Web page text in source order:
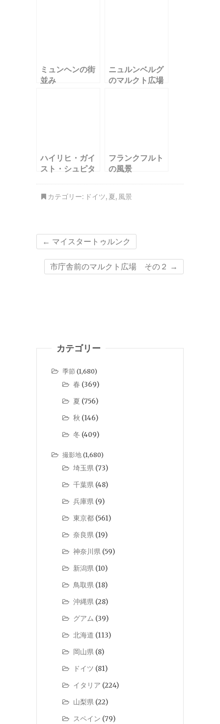
ミュンヘンの街
並み
ニュルンベルグ
のマルクト広場
ハイリヒ・ガイ
スト・シュピタ
フランクフルト
の風景
カテゴリー: ドイツ, 夏, 風景
← マイスタートゥルンク
市庁舎前のマルクト広場 その２ →
カテゴリー
季節 (1,680)
春 (369)
夏 (756)
秋 (146)
冬 (409)
撮影地(1,680)
埼玉県 (73)
千葉県 (48)
兵庫県 (9)
東京都 (561)
奈良県 (19)
神奈川県 (59)
新潟県 (10)
鳥取県 (18)
沖縄県 (28)
グアム (39)
北海道 (113)
岡山県 (8)
ドイツ (81)
イタリア (224)
山梨県 (22)
スペイン (79)